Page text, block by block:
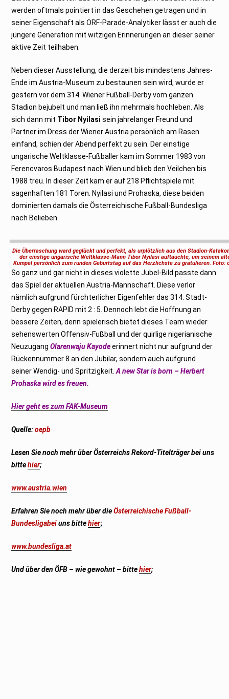
werden oftmals pointiert in das Geschehen getragen und in
seiner Eigenschaft als ORF-Parade-Analytiker lässt er auch die
jüngere Generation mit witzigen Erinnerungen an dieser seiner
aktive Zeit teilhaben.
Neben dieser Ausstellung, die derzeit bis mindestens Jahres-
Ende im Austria-Museum zu bestaunen sein wird, wurde er
gestern vor dem 314. Wiener Fußball-Derby vom ganzen
Stadion bejubelt und man ließ ihn mehrmals hochleben. Als
sich dann mit Tibor Nyilasi sein jahrelanger Freund und
Partner im Dress der Wiener Austria persönlich am Rasen
einfand, schien der Abend perfekt zu sein. Der einstige
ungarische Weltklasse-Fußballer kam im Sommer 1983 von
Ferencvaros Budapest nach Wien und blieb den Veilchen bis
1988 treu. In dieser Zeit kam er auf 218 Pflichtspiele mit
sagenhaften 181 Toren. Nyilasi und Prohaska, diese beiden
dominierten damals die Österreichische Fußball-Bundesliga
nach Belieben.
Die Überraschung ward geglückt und perfekt, als urplötzlich aus den Stadion-
der einstige ungarische Weltklasse-Mann Tibor Nyilasi auftauchte, um seinem
Kumpel persönlich zum runden Geburtstag auf das Herzlichste zu gratulieren. Foto:
So ganz und gar nicht in dieses violette Jubel-Bild passte dann
das Spiel der aktuellen Austria-Mannschaft. Diese verlor
nämlich aufgrund fürchterlicher Eigenfehler das 314. Stadt-
Derby gegen RAPID mit 2 : 5. Dennoch lebt die Hoffnung an
bessere Zeiten, denn spielerisch bietet dieses Team wieder
sehenswerten Offensiv-Fußball und der quirlige nigerianische
NeuzugangOlarenwaju Kayodeerinnert nicht nur aufgrund der
Rückennummer 8 an den Jubilar, sondern auch aufgrund
seiner Wendig- und Spritzigkeit. A new Star is born – Herbert
Prohaska wird es freuen.
Hier geht es zum FAK-Museum
Quelle:oepb
Lesen Sie noch mehr über Österreichs Rekord-Titelträger bei uns
bittehier;
www.austria.wien
Erfahren Sie noch mehr über die Österreichische Fußball-
Bundesligabeiuns bittehier;
www.bundesliga.at
Und über den ÖFB – wie gewohnt – bittehier;